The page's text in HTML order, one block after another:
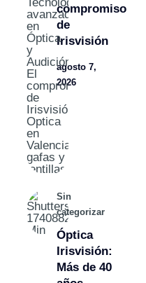
compromiso
de
Irisvisión
agosto 7,
2026
Sin
categorizar
Óptica
Irisvisión:
Más de 40